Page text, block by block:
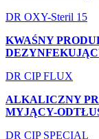
DR OXY-Steril 15
KWAŚNY
DR CIP FLUX
ALKALICZNY
MYJĄCY-
DR CIP SPECIAL